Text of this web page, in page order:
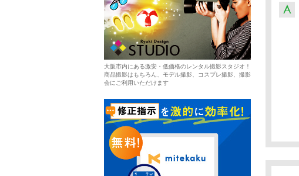
大阪市内にある激安・低価格のレンタル撮影スタジオ！
商品撮影はもちろん、モデル撮影、コスプレ撮影、撮影
会にご利用いただけます